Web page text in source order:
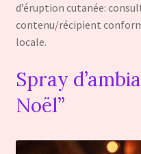
d’éruption cutanée:
contenu/récipient
locale.
Spray
Noël”